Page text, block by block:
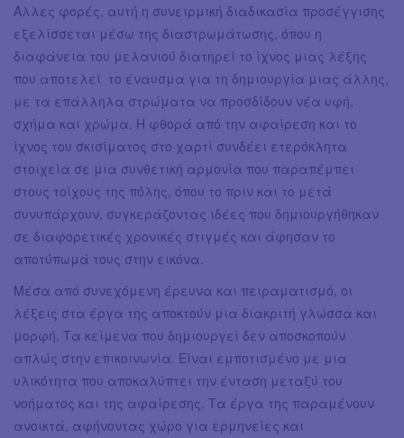
Άλλες φορές, αυτή η συνειρμική διαδικασία προσέγγισης
εξελίσσεται μέσω της διαστρωμάτωσης, όπου η
διαφάνεια του μελανιού διατηρεί το ίχνος μιας λέξης
που αποτελεί το έναυσμα για τη δημιουργία μιας άλλης,
με τα επάλληλα στρώματα να προσδίδουν νέα υφή,
σχήμα και χρώμα. Η φθορά από την αφαίρεση και το
ίχνος του σκισίματος στο χαρτί συνδέει ετερόκλητα
στοιχεία σε μια συνθετική αρμονία που παραπέμπει
στους τοίχους της πόλης, όπου το πριν και το μετά
συνυπάρχουν, συγκεράζοντας ιδέες που δημιουργήθηκαν
σε διαφορετικές χρονικές στιγμές και άφησαν το
αποτύπωμά τους στην εικόνα.
Μέσα από συνεχόμενη έρευνα και πειραματισμό, οι
λέξεις στα έργα της αποκτούν μια διακριτή γλώσσα και
μορφή. Τα κείμενα που δημιουργεί δεν αποσκοπούν
απλώς στην επικοινωνία. Είναι εμποτισμένο με μια
υλικότητα που αποκαλύπτει την ένταση μεταξύ του
νοήματος και της αφαίρεσης. Τα έργα της παραμένουν
ανοικτά, αφήνοντας χώρο για ερμηνείες και